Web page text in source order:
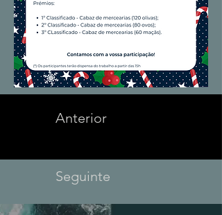
Anterior
Seguinte